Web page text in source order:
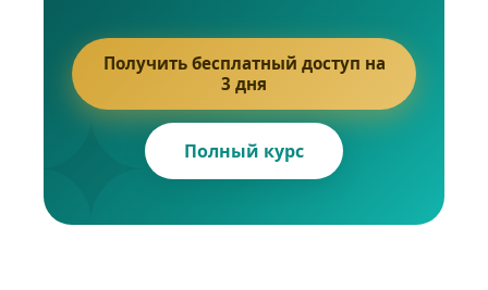
Получить бесплатный доступ на
3 дня
Полный курс